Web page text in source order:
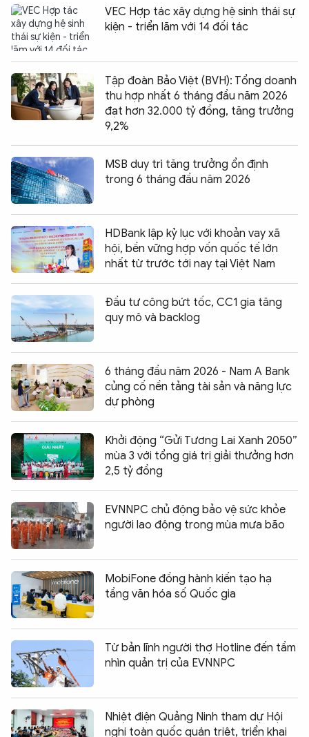
VEC Hợp tác xây dựng hệ sinh thái sự
kiện - triển lãm với 14 đối tác
Tập đoàn Bảo Việt (BVH): Tổng doanh
thu hợp nhất 6 tháng đầu năm 2026
đạt hơn 32.000 tỷ đồng, tăng trưởng
9,2%
MSB duy trì tăng trưởng ổn định
trong 6 tháng đầu năm 2026
HDBank lập kỷ lục với khoản vay xã
hội, bền vững hợp vốn quốc tế lớn
nhất từ trước tới nay tại Việt Nam
Đầu tư công bứt tốc, CC1 gia tăng
quy mô và backlog
6 tháng đầu năm 2026 - Nam A Bank
củng cố nền tảng tài sản và năng lực
dự phòng
Khởi động “Gửi Tương Lai Xanh 2050”
mùa 3 với tổng giá trị giải thưởng hơn
2,5 tỷ đồng
EVNNPC chủ động bảo vệ sức khỏe
người lao động trong mùa mưa bão
MobiFone đồng hành kiến tạo hạ
tầng văn hóa số Quốc gia
Từ bản lĩnh người thợ Hotline đến tầm
nhìn quản trị của EVNNPC
Nhiệt điện Quảng Ninh tham dự Hội
nghị toàn quốc quán triệt, triển khai